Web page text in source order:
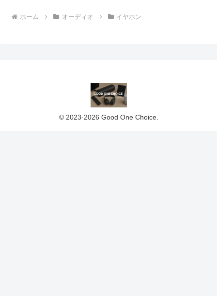
ホーム オーディオ イヤホン
© 2023-2026 Good One Choice.